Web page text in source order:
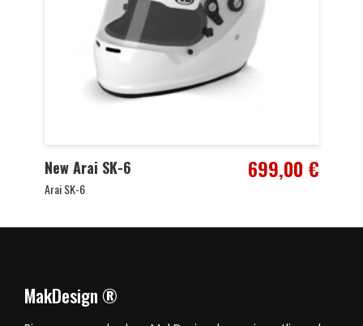
New Arai SK-6 699,00 €
Arai SK-6
MakDesign ®